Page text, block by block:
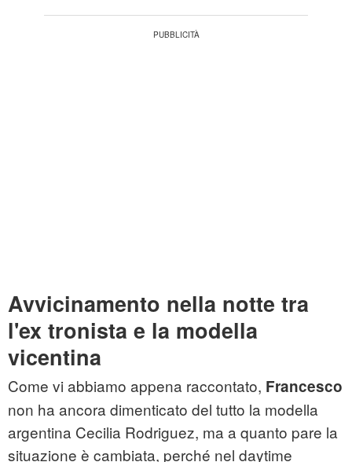
Avvicinamento nella notte tra
l'ex tronista e la modella
vicentina
Come vi abbiamo appena raccontato, Francesco
non ha ancora dimenticato del tutto la modella
argentina Cecilia Rodriguez, ma a quanto pare la
situazione è cambiata, perché nel daytime